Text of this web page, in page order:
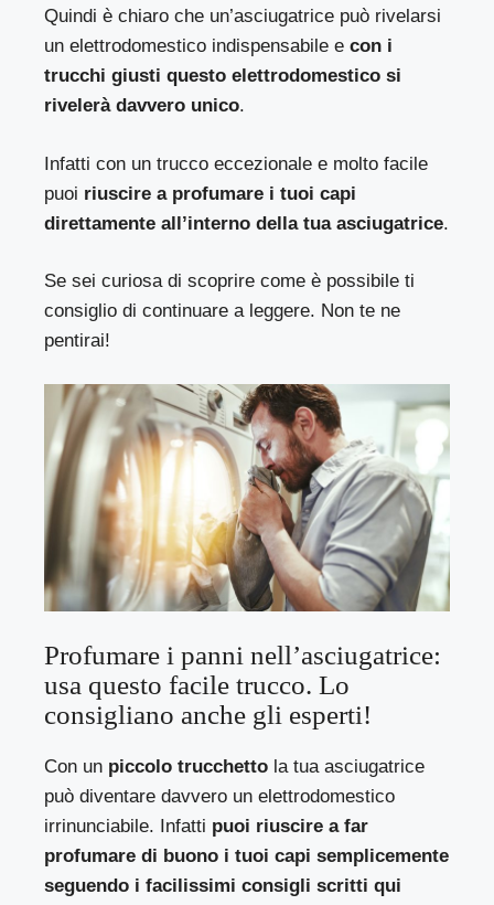
Quindi è chiaro che un’asciugatrice può rivelarsi
un elettrodomestico indispensabile econ i
trucchi giusti questo elettrodomestico si
rivelerà davvero unico.
Infatti con un trucco eccezionale e molto facile
puoi riuscire a profumare i tuoi capi
direttamente all’interno della tua asciugatrice.
Se sei curiosa di scoprire come è possibile ti
consiglio di continuare a leggere. Non te ne
pentirai!
Profumare i panni nell’asciugatrice:
usa questo facile trucco. Lo
consigliano anche gli esperti!
Con un piccolo trucchetto la tua asciugatrice
può diventare davvero un elettrodomestico
irrinunciabile. Infatti puoi riuscire a far
profumare di buono i tuoi capi semplicemente
seguendo i facilissimi consigli scritti qui